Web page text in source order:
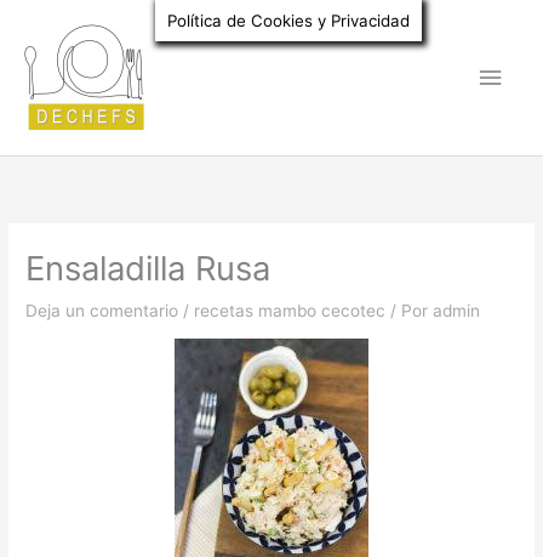
contenido
Ensaladilla Rusa
Deja un comentario / recetas mambo cecotec / Por admin
Política de Cookies y Privacidad